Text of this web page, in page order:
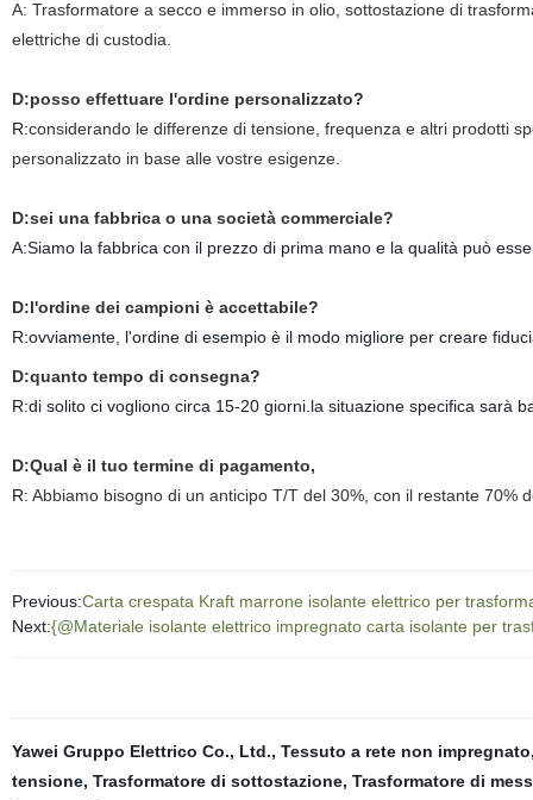
A: Trasformatore a secco e immerso in olio, sottostazione di
elettriche di custodia.
D:posso effettuare l'ordine personalizzato?
R:considerando le differenze di tensione, frequenza e altri prodotti
personalizzato in base alle vostre esigenze.
D:sei una fabbrica o una società commerciale?
A:Siamo la fabbrica con il prezzo di prima mano e la qualità può
D:l'ordine dei campioni è accettabile?
R:ovviamente, l'ordine di esempio è il modo migliore per creare
D:quanto tempo di consegna?
R:di solito ci vogliono circa 15-20 giorni.la situazione specifica sarà
D:Qual è il tuo termine di pagamento,
R: Abbiamo bisogno di un anticipo T/T del 30%, con il restante
Previous:Carta crespata Kraft marrone isolante elettrico per
Next:{@Materiale isolante elettrico impregnato carta isolante per
Yawei Gruppo Elettrico Co., Ltd., Tessuto a rete non impregnato
tensione, Trasformatore di sottostazione, Trasformatore di